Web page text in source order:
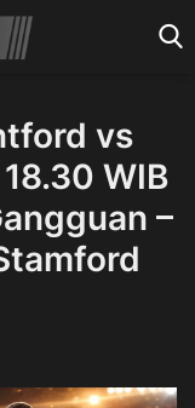
vs
WIB
–